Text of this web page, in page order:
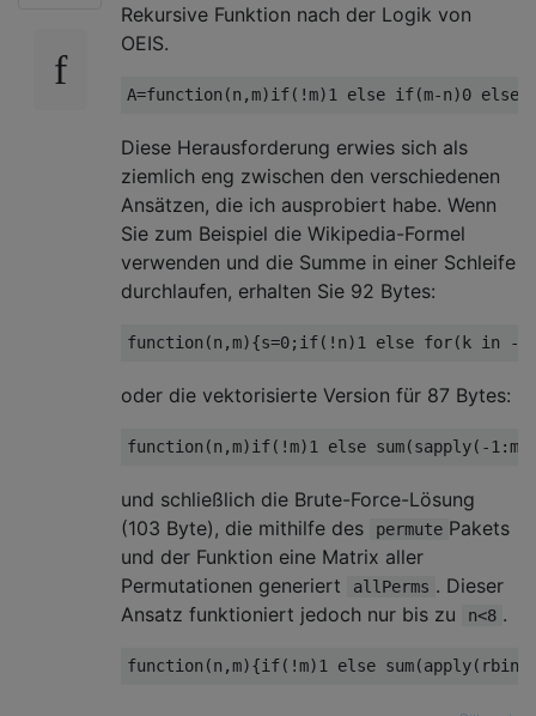
Rekursive Funktion nach der Logik von
OEIS.
Diese Herausforderung erwies sich als
ziemlich eng zwischen den verschiedenen
Ansätzen, die ich ausprobiert habe. Wenn
Sie zum Beispiel die Wikipedia-Formel
verwenden und die Summe in einer Schleife
durchlaufen, erhalten Sie 92 Bytes:
oder die vektorisierte Version für 87 Bytes:
und schließlich die Brute-Force-Lösung
(103 Byte), die mithilfe des
permute Pakets
und der Funktion eine Matrix aller
Permutationen generiert
allPerms . Dieser
Ansatz funktioniert jedoch nur bis zu
n<8 .